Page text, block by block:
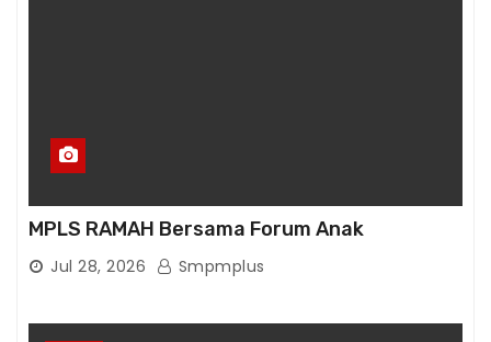
MPLS RAMAH Bersama Forum Anak
Jul 28, 2026 Smpmplus